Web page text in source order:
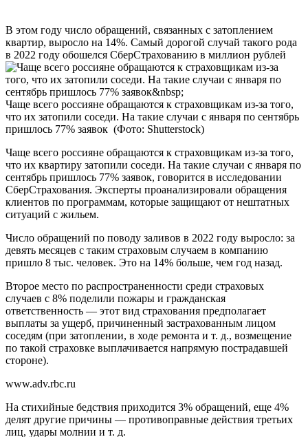
В этом году число обращений, связанных с затоплением
квартир, выросло на 14%. Самый дорогой случай такого рода
в 2022 году обошелся СберСтрахованию в миллион рублей
Чаще всего россияне обращаются к страховщикам из-за того,
что их затопили соседи. На такие случаи с января по сентябрь
пришлось 77% заявок (Фото: Shutterstock)
Чаще всего россияне обращаются к страховщикам из-за того,
что их квартиру затопили соседи. На такие случаи с января по
сентябрь пришлось 77% заявок, говорится в исследовании
СберСтрахования. Эксперты проанализировали обращения
клиентов по программам, которые защищают от нештатных
ситуаций с жильем.
Число обращений по поводу заливов в 2022 году выросло: за
девять месяцев с таким страховым случаем в компанию
пришло 8 тыс. человек. Это на 14% больше, чем год назад.
Второе место по распространенности среди страховых
случаев с 8% поделили пожары и гражданская
ответственность — этот вид страхования предполагает
выплаты за ущерб, причиненный застрахованным лицом
соседям (при затоплении, в ходе ремонта и т. д., возмещение
по такой страховке выплачивается напрямую пострадавшей
стороне).
www.adv.rbc.ru
На стихийные бедствия приходится 3% обращений, еще 4%
делят другие причины — противоправные действия третьих
лиц, удары молнии и т. д.